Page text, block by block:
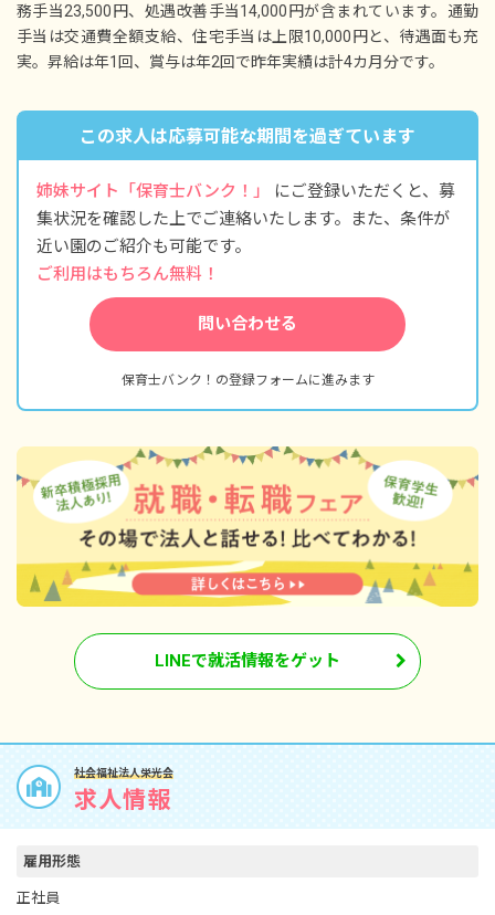
務手当23,500円、処遇改善手当14,000円が含まれています。通勤
手当は交通費全額支給、住宅手当は上限10,000円と、待遇面も充
実。昇給は年1回、賞与は年2回で昨年実績は計4カ月分です。
この求人は応募可能な期間を過ぎています
姉妹サイト「保育士バンク！」
にご登録いただくと、募
集状況を確認した上でご連絡いたします。また、条件が
近い園のご紹介も可能です。
ご利用はもちろん無料！
問い合わせる
保育士バンク！の登録フォームに進みます
LINEで就活情報をゲット
社会福祉法人栄光会
求人情報
雇用形態
正社員